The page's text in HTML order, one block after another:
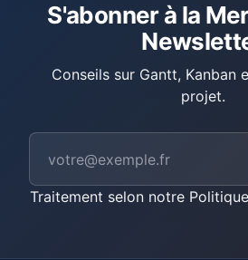
S'abonner à la
Conseils sur Gantt, Kanban
projet.
Traitement selon notre